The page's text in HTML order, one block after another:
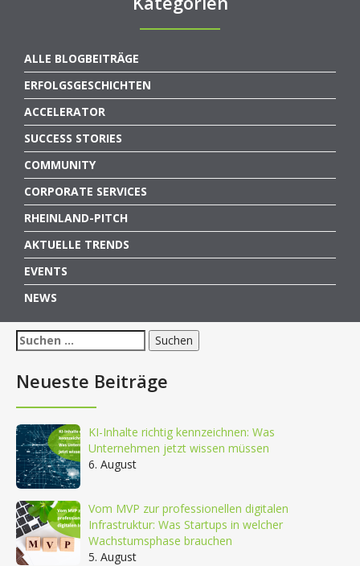
ALLE BLOGBEITRÄGE
ERFOLGSGESCHICHTEN
ACCELERATOR
SUCCESS STORIES
COMMUNITY
CORPORATE SERVICES
RHEINLAND-PITCH
AKTUELLE TRENDS
EVENTS
NEWS
Suchen
nach:
Neueste Beiträge
KI-Inhalte richtig kennzeichnen: Was
Unternehmen jetzt wissen müssen
6. August
Vom MVP zur professionellen digitalen
Infrastruktur: Was Startups in welcher
Wachstumsphase brauchen
5. August